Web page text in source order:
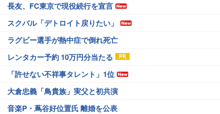
長友、FC東京で現役続行を宣言
スクバル「デトロイト戻りたい」
ラグビー選手が熱中症で倒れ死亡
レンタカー予約 10万円分当たる
「許せない不祥事タレント」1位
大倉忠義「鳥貴族」実父と初共演
音楽P・蔦谷好位置氏 離婚を公表